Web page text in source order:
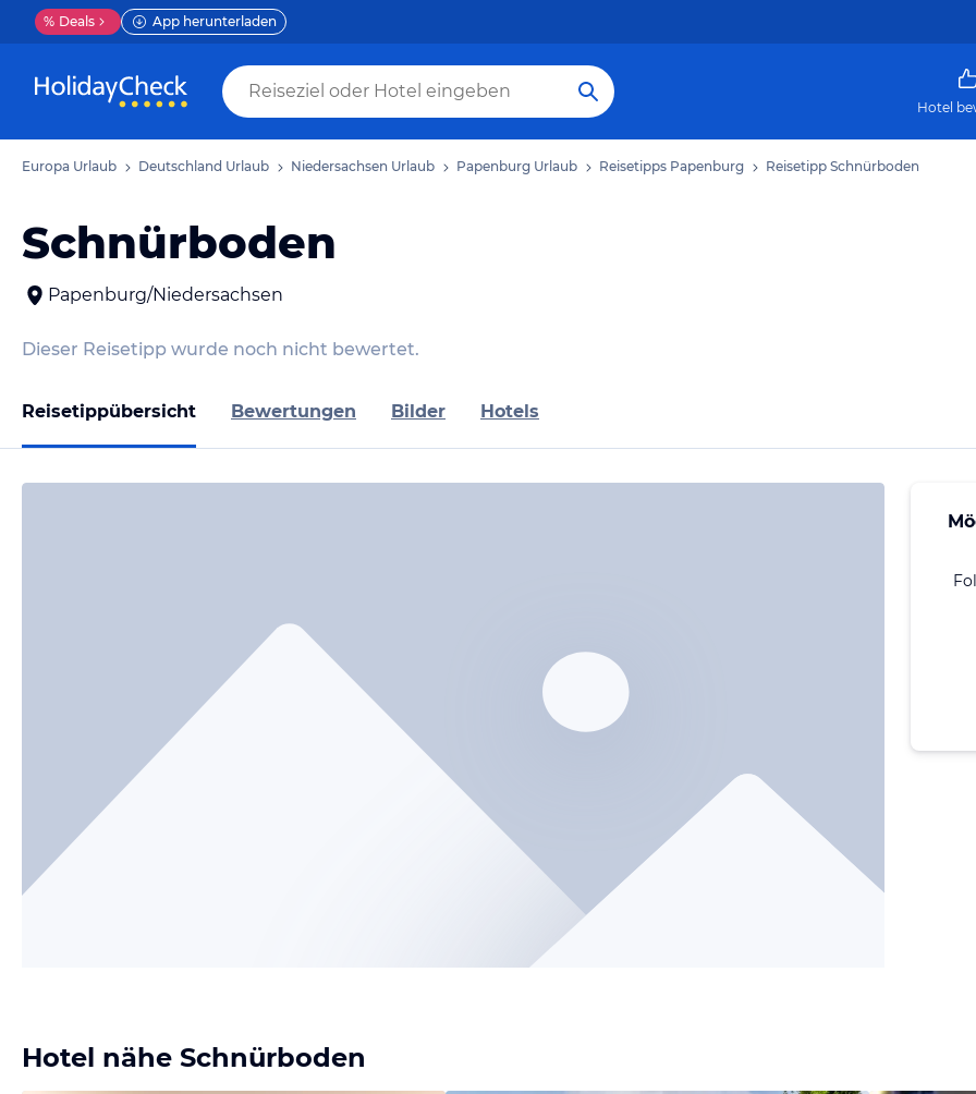
% Deals App herunterladen
Hotel
Europa Urlaub Deutschland Urlaub Niedersachsen Urlaub Papenburg Urlaub Reisetipps Papenburg Reisetipp Schnürboden
Schnürboden
Papenburg/Niedersachsen
Dieser Reisetipp wurde noch nicht bewertet.
Reisetippübersicht Bewertungen Bilder Hotels
Hotel nähe Schnürboden